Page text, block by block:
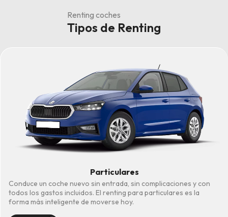
Renting coches
Tipos de Renting
Particulares
Conduce un coche nuevo sin entrada, sin complicaciones y con
todos los gastos incluidos. El renting para particulares es la
forma más inteligente de moverse hoy.